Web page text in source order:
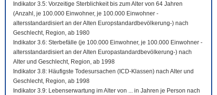
Indikator 3.5: Vorzeitige Sterblichkeit bis zum Alter von 64 Jahren
(Anzahl, je 100.000 Einwohner, je 100.000 Einwohner -
altersstandardisiert an der Alten Europstandardbevölkerung-) nach
Geschlecht, Region, ab 1980
Indikator 3.6: Sterbefälle (je 100.000 Einwohner, je 100.000 Einwohner -
altersstandardisiert an der Alten Europastandardbevölkerung-) nach
Alter und Geschlecht, Region, ab 1998
Indikator 3.8: Häufigste Todesursachen (ICD-Klassen) nach Alter und
Geschlecht, Region, ab 1998
Indikator 3.9: Lebenserwartung im Alter von ... in Jahren je Person nach